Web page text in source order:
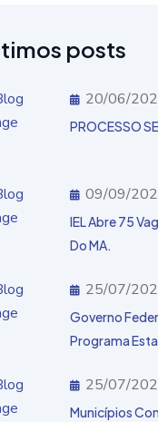
posts
20/06/
PROCESSO
09/09/
IEL Abre 75
Do MA.
25/07/
Governo
Programa
25/07/
Municípios